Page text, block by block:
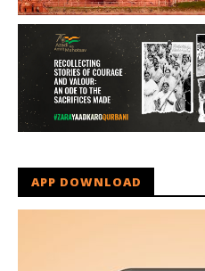
APP DOWNLOAD